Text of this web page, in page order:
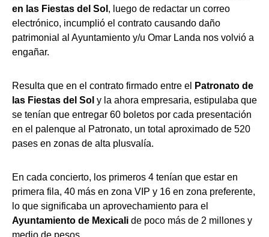
en las Fiestas del Sol , luego de redactar un correo
electrónico, incumplió el contrato causando daño
patrimonial al Ayuntamiento y/u Omar Landa nos volvió a
engañar.
Resulta que en el contrato firmado entre el
Patronato de
las Fiestas del Sol y la ahora empresaria, estipulaba que
se tenían que entregar 60 boletos por cada presentación
en el palenque al Patronato, un total aproximado de 520
pases en zonas de alta plusvalía.
En cada concierto, los primeros 4 tenían que estar en
primera fila, 40 más en zona VIP y 16 en zona preferente,
lo que significaba un aprovechamiento para el
Ayuntamiento de Mexicali de poco más de 2 millones y
medio de pesos.